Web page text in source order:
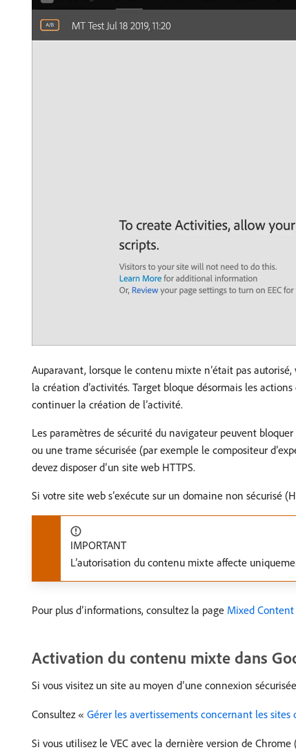
Auparavant, lorsque le contenu mixte n’était pas
la création d’activités. Target bloque désormais les
continuer la création de l’activité.
Les paramètres de sécurité du navigateur peuvent
ou une trame sécurisée (par exemple le compositeur
devez disposer d’un site web HTTPS.
Si votre site web s’exécute sur un domaine non sécurisé
IMPORTANT
L’autorisation du contenu mixte affecte
Pour plus d’informations, consultez la page Mixed
Activation du contenu mixte dans
Si vous visitez un site au moyen d’une connexion
Consultez « Gérer les avertissements concernant les sites
Si vous utilisez le VEC avec la dernière version de